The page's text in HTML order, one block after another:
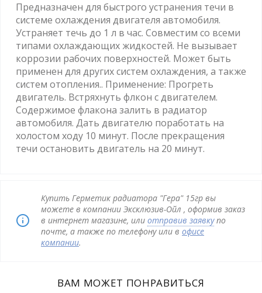
Предназначен для быстрого устранения течи в
системе охлаждения двигателя автомобиля.
Устраняет течь до 1 л в час. Совместим со всеми
типами охлаждающих жидкостей. Не вызывает
коррозии рабочих поверхностей. Может быть
применен для других систем охлаждения, а также
систем отопления.. Применение: Прогреть
двигатель. Встряхнуть флкон с двигателем.
Содержимое флакона залить в радиатор
автомобиля. Дать двигателю поработать на
холостом ходу 10 минут. После прекращения
течи остановить двигатель на 20 минут.
Купить Герметик радиатора "Гера" 15гр вы
можете в компании Эксклюзив-Ойл , оформив заказ
в интернет магазине, или отправив заявкупо
почте, а также по телефону или в офисе
компании.
ВАМ МОЖЕТ ПОНРАВИТЬСЯ